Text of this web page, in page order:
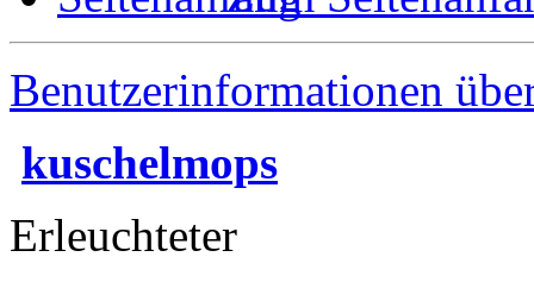
Benutzerinformationen
kuschelmops
Erleuchteter